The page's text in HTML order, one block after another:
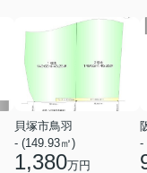
貝塚市鳥羽
- (149.93㎡)
1,380万円
-